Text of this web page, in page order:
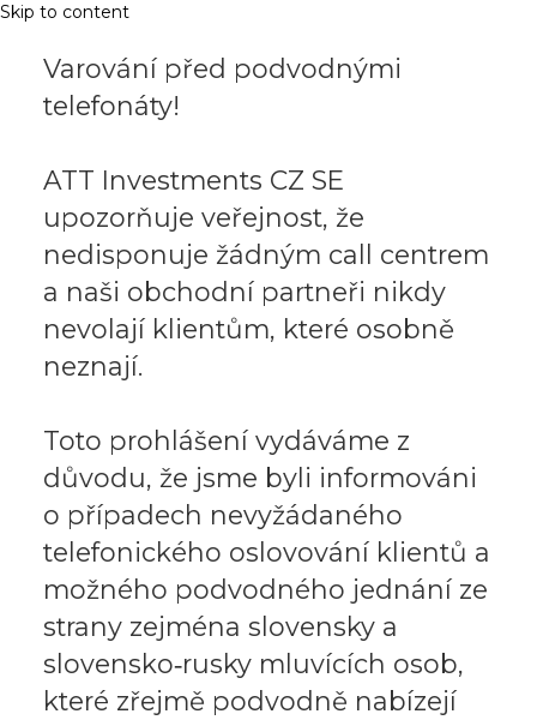
Skip to content
Varování před podvodnými
telefonáty!
ATT Investments CZ SE
upozorňuje veřejnost, že
nedisponuje žádným call centrem
a naši obchodní partneři nikdy
nevolají klientům, které osobně
neznají.
Toto prohlášení vydáváme z
důvodu, že jsme byli informováni
o případech nevyžádaného
telefonického oslovování klientů a
možného podvodného jednání ze
strany zejména slovensky a
slovensko‑rusky mluvících osob,
které zřejmě podvodně nabízejí